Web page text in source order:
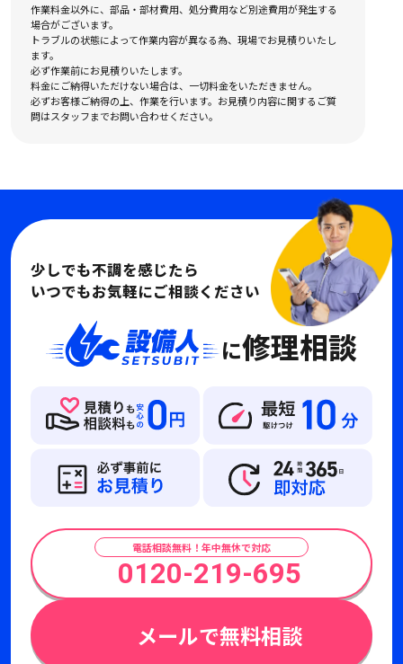
作業料金以外に、部品・部材費用、処分費用など別途費用が発生する
場合がございます。
トラブルの状態によって作業内容が異なる為、現場でお見積りいたし
ます。
必ず作業前にお見積りいたします。
料金にご納得いただけない場合は、一切料金をいただきません。
必ずお客様ご納得の上、作業を行います。お見積り内容に関するご質
問はスタッフまでお問い合わせください。
少しでも不調を感じたら
いつでもお気軽にご相談ください
に修理相談
電話相談無料！年中無休で対応
0120-219-695
メールで無料相談